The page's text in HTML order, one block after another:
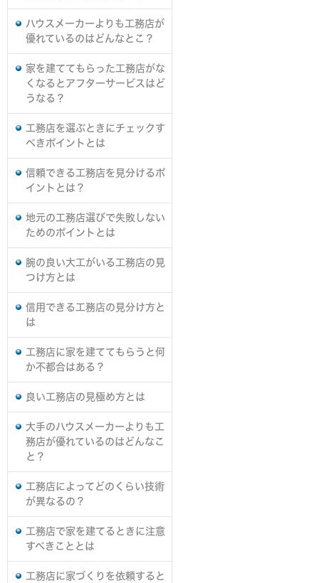
ハウスメーカーよりも工務店が
優れているのはどんなとこ？
家を建ててもらった工務店がな
くなるとアフターサービスはど
うなる？
工務店を選ぶときにチェックす
べきポイントとは
信頼できる工務店を見分けるポ
イントとは？
地元の工務店選びで失敗しない
ためのポイントとは
腕の良い大工がいる工務店の見
つけ方とは
信用できる工務店の見分け方と
は
工務店に家を建ててもらうと何
か不都合はある？
良い工務店の見極め方とは
大手のハウスメーカーよりも工
務店が優れているのはどんなこ
と？
工務店によってどのくらい技術
が異なるの？
工務店で家を建てるときに注意
すべきこととは
工務店に家づくりを依頼すると